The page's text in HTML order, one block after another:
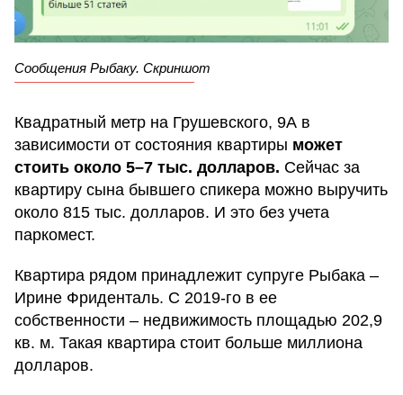
Сообщения Рыбаку. Скриншот
Квадратный метр на Грушевского, 9А в
зависимости от состояния квартиры может
стоить около 5–7 тыс. долларов. Сейчас за
квартиру сына бывшего спикера можно выручить
около 815 тыс. долларов. И это без учета
паркомест.
Квартира рядом принадлежит супруге Рыбака –
Ирине Фриденталь. С 2019-го в ее
собственности – недвижимость площадью 202,9
кв. м. Такая квартира стоит больше миллиона
долларов.